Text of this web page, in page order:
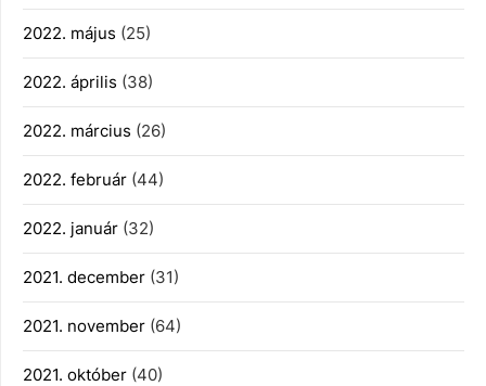
2022. május (25)
2022. április (38)
2022. március (26)
2022. február (44)
2022. január (32)
2021. december (31)
2021. november (64)
2021. október (40)